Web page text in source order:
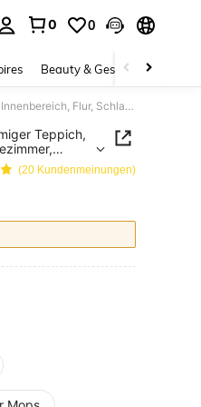
0 0
Beauty & Gesundheit
DAJIANG 1 Stück süßer Border-Collie-förmiger Teppich, Küchenmatte Flurläufer, geeignet für Badezimmer, Küche, Außenbereich, Innenbereich, Flur, Schlafzimmer, Wohnzimmer, Bettteppich, maschinenwaschbar, leicht zu reinigende Eingangsmatte, rutschfeste Unterseite Teppich
Teppich,
leicht zu
(20 Kundenmeinungen)